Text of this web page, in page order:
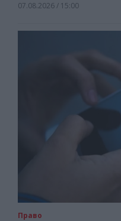
07.08.2026 / 15:00
Право